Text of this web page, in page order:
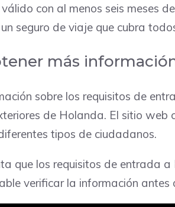
con al menos seis meses
seguro de viaje que cubra
más
sobre los requisitos de
de Holanda. El sitio
tipos de ciudadanos.
que los requisitos de entrada
verificar la información